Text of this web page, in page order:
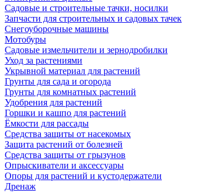
Садовые и строительные тачки, носилки
Запчасти для строительных и садовых тачек
Снегоуборочные машины
Мотобуры
Садовые измельчители и зернодробилки
Уход за растениями
Укрывной материал для растений
Грунты для сада и огорода
Грунты для комнатных растений
Удобрения для растений
Горшки и кашпо для растений
Ёмкости для рассады
Средства защиты от насекомых
Защита растений от болезней
Средства защиты от грызунов
Опрыскиватели и аксессуары
Опоры для растений и кустодержатели
Дренаж